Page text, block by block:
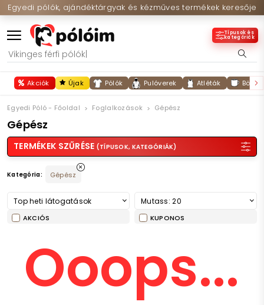
Egyedi pólók, ajándéktárgyak és kézműves termékek keresője
Típusok és
kategóriák
Akciók Újak Pólók Pulóverek Atléták
Egyedi Póló - Főoldal Foglalkozások Gépész
Gépész
TERMÉKEK SZŰRÉSE (TÍPUSOK, KATEGÓRIÁK)
Kategória: Gépész
Top heti látogatások Mutass: 20
AKCIÓS KUPONOS
Ooops...